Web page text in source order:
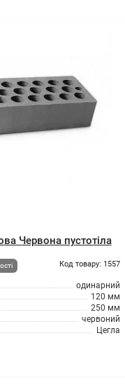
Червона пустотіла
Код товару: 1557
одинарний
120 мм
250 мм
червоний
Цегла